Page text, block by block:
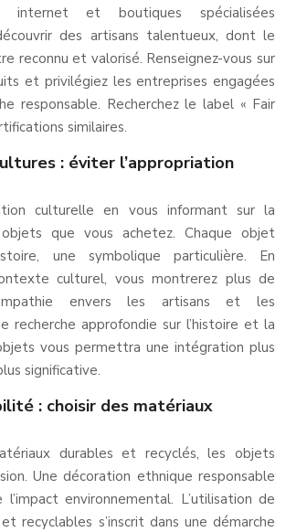
internet et boutiques spécialisées
des artisans talentueux, dont le
reconnu et valorisé. Renseignez-vous sur
et privilégiez les entreprises engagées
responsable. Recherchez le label « Fair
similaires.
: éviter l’appropriation
culturelle en vous informant sur la
que vous achetez. Chaque objet
une symbolique particulière. En
culturel, vous montrerez plus de
envers les artisans et les
recherche approfondie sur l’histoire et la
vous permettra une intégration plus
significative.
: choisir des matériaux
durables et recyclés, les objets
Une décoration ethnique responsable
environnemental. L’utilisation de
recyclables s’inscrit dans une démarche